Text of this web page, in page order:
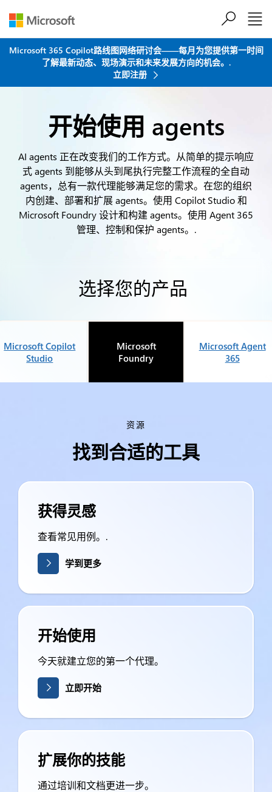
Microsoft 365 Copilot路线图网络研讨会——每月为您提供第一时间
了解最新动态、现场演示和未来发展方向的机会。.
立即注册
开始使用 agents
AI agents 正在改变我们的工作方式。从简单的提示响应
式 agents 到能够从头到尾执行完整工作流程的全自动
agents，总有一款代理能够满足您的需求。在您的组织
内创建、部署和扩展 agents。使用 Copilot Studio 和
Microsoft Foundry 设计和构建 agents。使用 Agent 365
管理、控制和保护 agents。.
选择您的产品
Microsoft Copilot
Studio
Microsoft
Foundry
Microsoft Agent
365
资源
找到合适的工具
获得灵感
查看常见用例。.
学到更多
开始使用
今天就建立您的第一个代理。
立即开始
扩展你的技能
通过培训和文档更进一步。